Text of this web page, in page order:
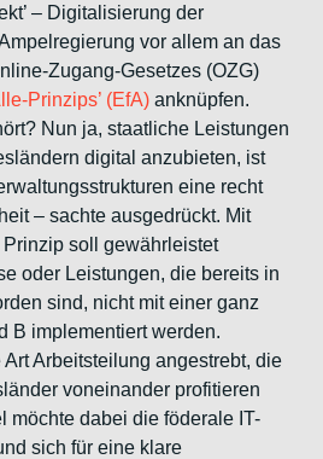
– Digitalisierung der
vor allem an das
Zugang-Gesetzes (OZG)
Prinzips’ (EfA) anknüpfen.
Nun ja, staatliche Leistungen
digital anzubieten, ist
eine recht
– sachte ausgedrückt. Mit
soll gewährleistet
oder Leistungen, die bereits in
sind, nicht mit einer ganz
B implementiert werden.
Arbeitsteilung angestrebt, die
voneinander profitieren
möchte dabei die föderale IT-
sich für eine klare